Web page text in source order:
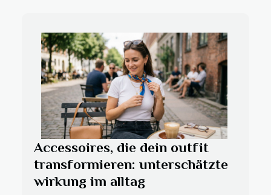
Accessoires, die dein outfit
transformieren: unterschätzte
wirkung im alltag